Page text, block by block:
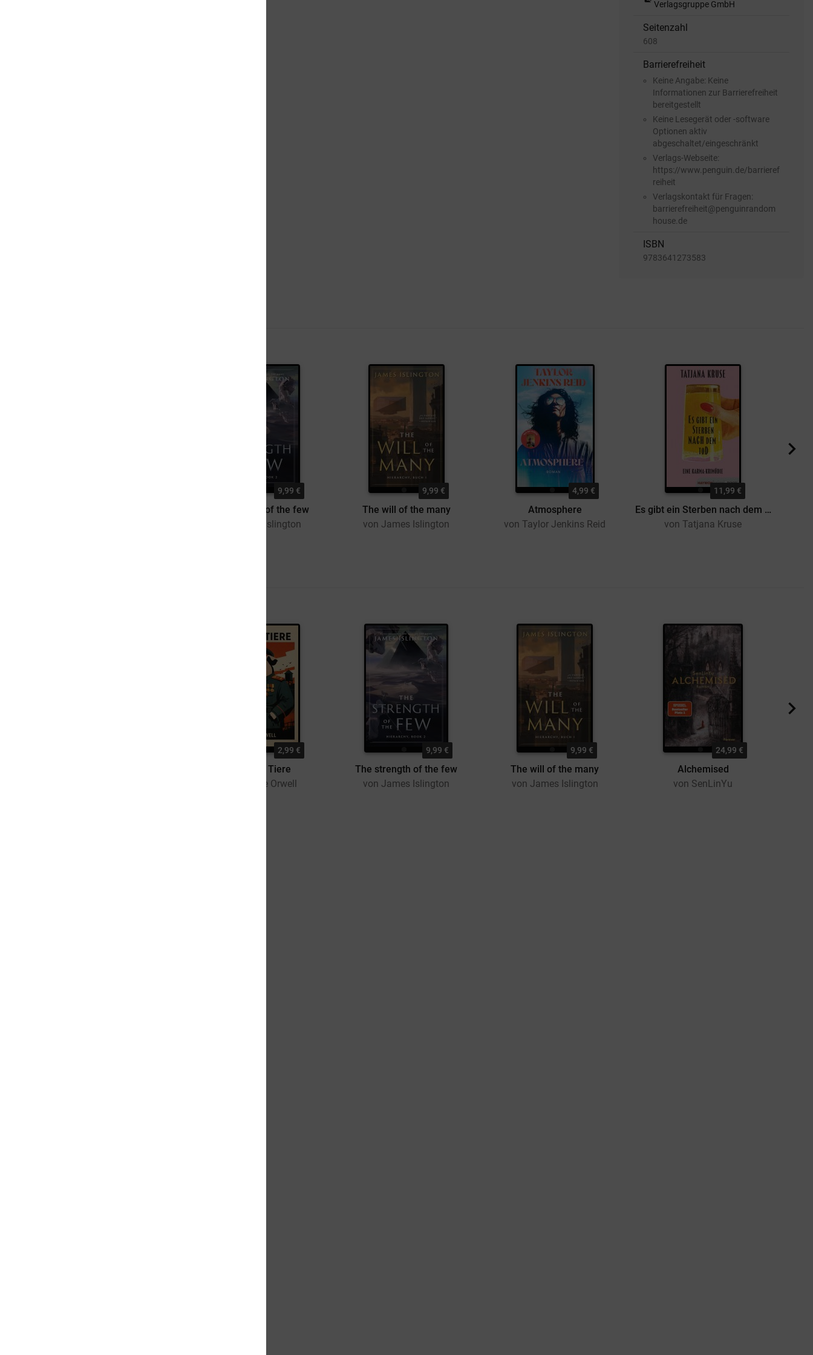
Verlagsgruppe GmbH
Seitenzahl
608
Barrierefreiheit
Keine Angabe: Keine
Informationen zur Barrierefreiheit
bereitgestellt
Keine Lesegerät oder -software
Optionen aktiv
abgeschaltet/eingeschränkt
Verlags-Webseite:
https://www.penguin.de/barrieref
reiheit
Verlagskontakt für Fragen:
barrierefreiheit@penguinrandom
house.de
ISBN
9783641273583
9,99 €
The strength of the few
von James Islington
9,99 €
The will of the many
von James Islington
4,99 €
Atmosphere
von Taylor Jenkins Reid
11,99 €
Es gibt ein Sterben nach dem Tod
von Tatjana Kruse
2,99 €
Farm der Tiere
von George Orwell
9,99 €
The strength of the few
von James Islington
9,99 €
The will of the many
von James Islington
24,99 €
Alchemised
von SenLinYu